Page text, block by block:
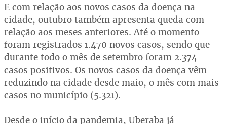
E com relação aos novos casos da doença na
cidade, outubro também apresenta queda com
relação aos meses anteriores. Até o momento
foram registrados 1.470 novos casos, sendo que
durante todo o mês de setembro foram 2.374
casos positivos. Os novos casos da doença vêm
reduzindo na cidade desde maio, o mês com mais
casos no município (5.321).
Desde o início da pandemia, Uberaba já